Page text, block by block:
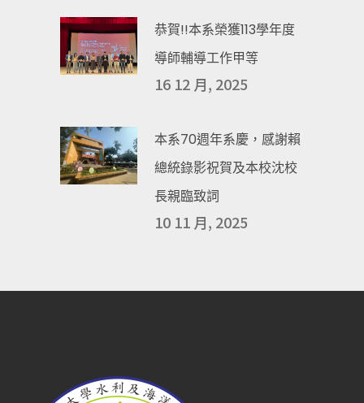
恭賀!!本系榮獲113學年度
導師輔導工作甲等
16 12 月, 2025
本系70週年系慶，感謝賴
總統錄影祝賀及本校沈校
長親臨致詞
10 11 月, 2025